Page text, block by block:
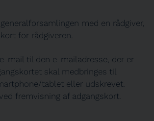
med en rådgiver,
for rådgiveren.
mail til den e-mailadresse, der er
skal medbringes til
tablet eller udskrevet.
fremvisning af adgangskort.